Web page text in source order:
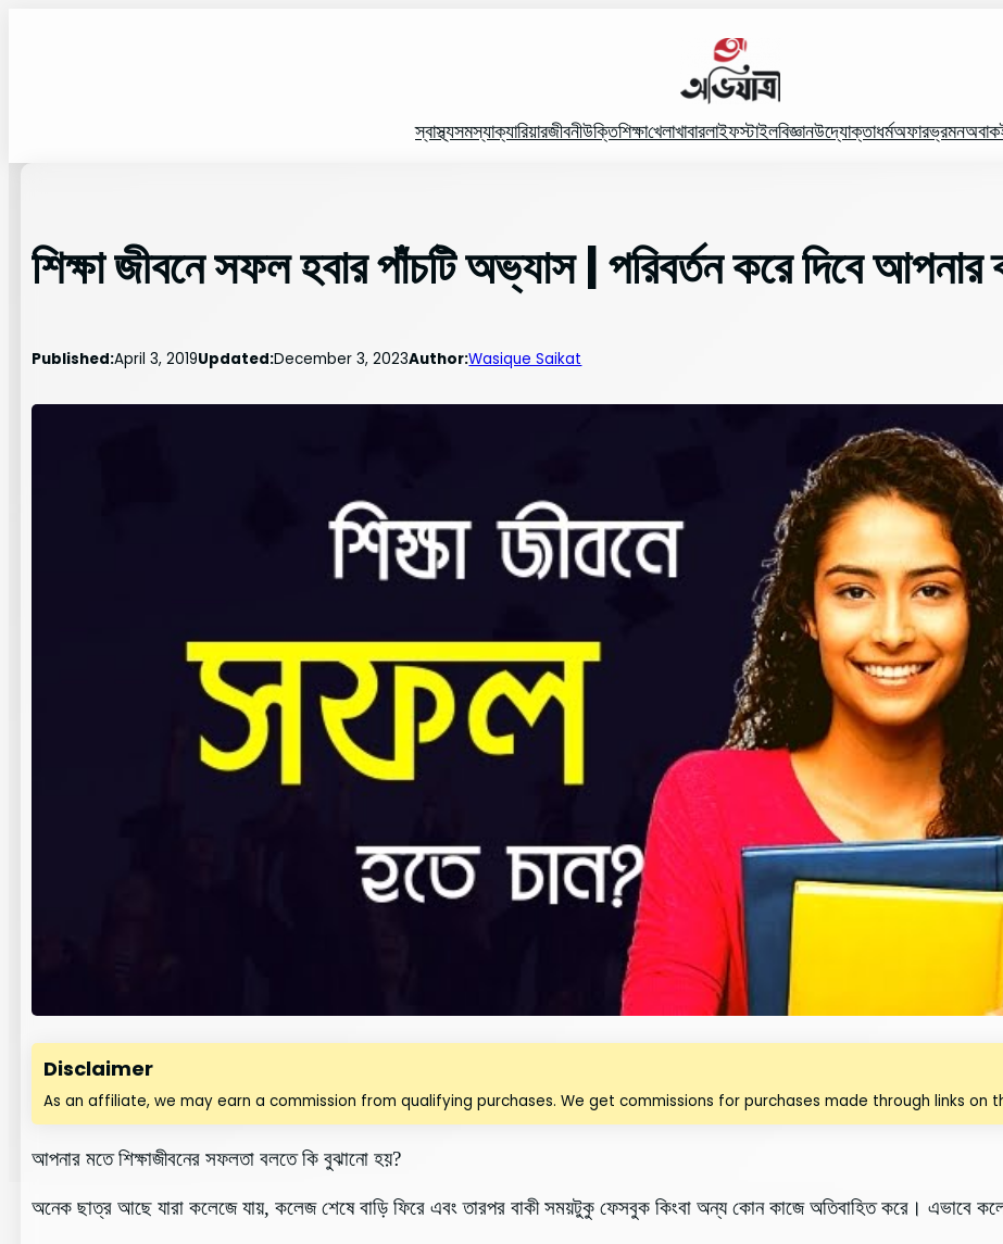
স্বাস্থ্যসমস্যাক্যারিয়ারজীবনীউক্তিশিক্ষাখেলাখাবারলাইফস্টাইলবিজ্ঞানউদ্যোক্তাধর্মঅফারভ্রমনঅবাক
শিক্ষা জীবনে সফল হবার পাঁচটি অভ্যাস | পরিবর্তন করে দিবে আপনার
Published:April 3, 2019Updated:December 3, 2023Author:Wasique Saikat
Disclaimer
As an affiliate, we may earn a commission from qualifying purchases. We get commissions for purchases made through links
আপনার মতে শিক্ষাজীবনের সফলতা বলতে কি বুঝানো হয়?
অনেক ছাত্র আছে যারা কলেজে যায়, কলেজ শেষে বাড়ি ফিরে এবং তারপর বাকী সময়টুকু ফেসবুক কিংবা অন্য কোন কাজে অতিবাহিত করে। এভাবে